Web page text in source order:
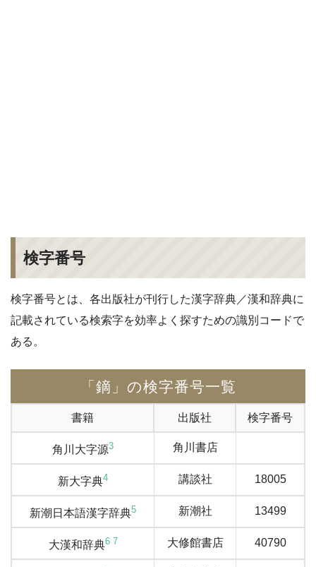
検字番号
検字番号とは、各出版社が刊行した漢字辞典／漢和辞典に
記載されている検索字を効率よく探すための識別コードで
ある。
「鏑」の検字番号一覧
書籍 出版社 検字番号
角川大字源3 角川書店
新大字典4 講談社 18005
新潮日本語漢字辞典5 新潮社 13499
大漢和辞典6 7 大修館書店 40790